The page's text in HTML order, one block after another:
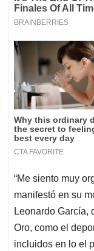
“Me siento muy
manifestó en su
Leonardo García,
Oro, como el
incluidos en lo el